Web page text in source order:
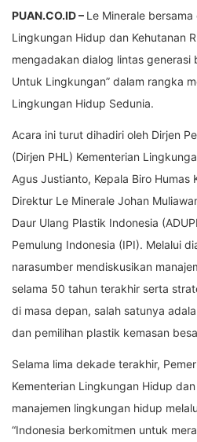
PUAN.CO.ID – Le Minerale
Lingkungan Hidup dan Kehutanan
mengadakan dialog lintas generasi
Untuk Lingkungan” dalam rangka
Lingkungan Hidup Sedunia.
Acara ini turut dihadiri oleh Dirjen
(Dirjen PHL) Kementerian
Agus Justianto, Kepala Biro Humas
Direktur Le Minerale Johan
Daur Ulang Plastik Indonesia
Pemulung Indonesia (IPI). Melalui
narasumber mendiskusikan
selama 50 tahun terakhir serta
di masa depan, salah satunya
dan pemilihan plastik kemasan
Selama lima dekade terakhir,
Kementerian Lingkungan Hidup
manajemen lingkungan hidup
“Indonesia berkomitmen untuk